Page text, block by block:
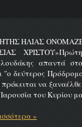
ΗΛΙΑΣ
απαντά
"ο δεύτερος
να
του Κυρίου
»